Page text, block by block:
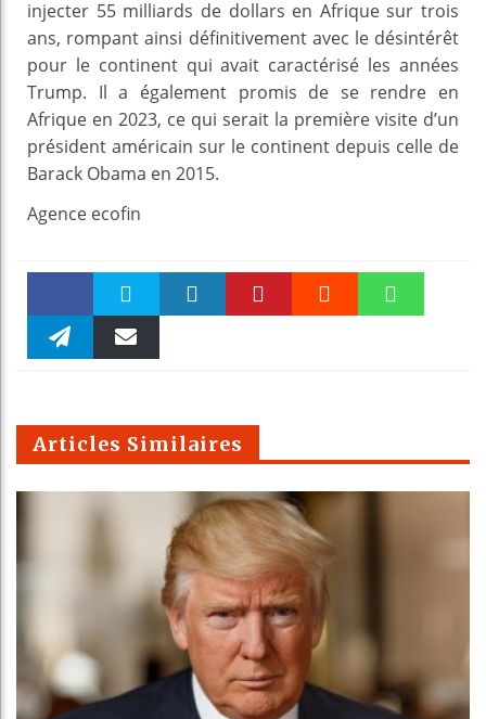
injecter 55 milliards de dollars en Afrique sur trois
ans, rompant ainsi définitivement avec le désintérêt
pour le continent qui avait caractérisé les années
Trump. Il a également promis de se rendre en
Afrique en 2023, ce qui serait la première visite d’un
président américain sur le continent depuis celle de
Barack Obama en 2015.
Agence ecofin
Faceboo Twitter
m
Articles Similaires